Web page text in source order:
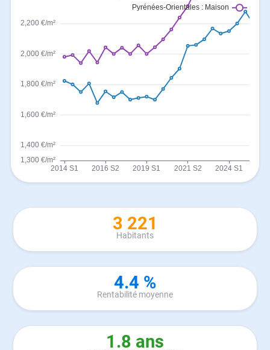
3 221
Habitants
4.4 %
Rentabilité moyenne
1.8 ans